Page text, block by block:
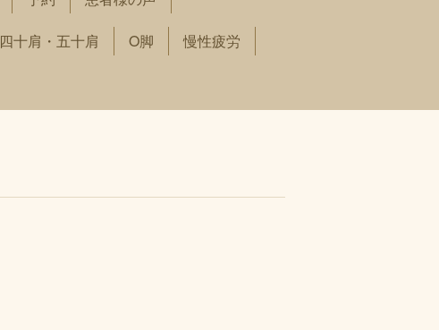
四十肩・五十肩 O脚 慢性疲労